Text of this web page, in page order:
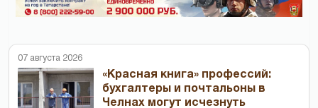
07 августа 2026
«Красная книга» профессий:
бухгалтеры и почтальоны в
Челнах могут исчезнуть